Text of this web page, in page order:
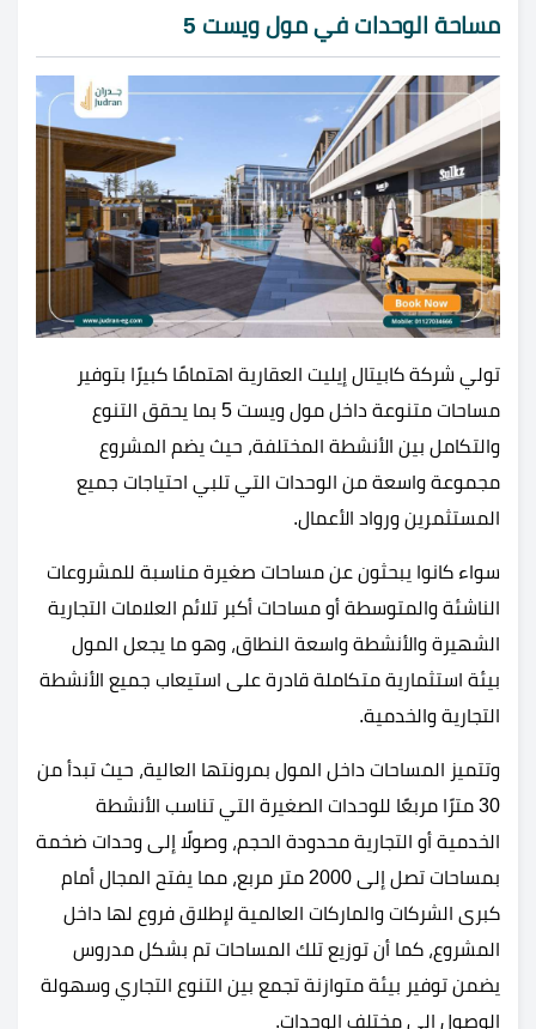
مساحة الوحدات في مول ويست 5
تولي شركة كابيتال إيليت العقارية اهتمامًا كبيرًا بتوفير
مساحات متنوعة داخل مول ويست 5 بما يحقق التنوع
والتكامل بين الأنشطة المختلفة، حيث يضم المشروع
مجموعة واسعة من الوحدات التي تلبي احتياجات جميع
المستثمرين ورواد الأعمال.
سواء كانوا يبحثون عن مساحات صغيرة مناسبة للمشروعات
الناشئة والمتوسطة أو مساحات أكبر تلائم العلامات التجارية
الشهيرة والأنشطة واسعة النطاق، وهو ما يجعل المول
بيئة استثمارية متكاملة قادرة على استيعاب جميع الأنشطة
التجارية والخدمية.
وتتميز المساحات داخل المول بمرونتها العالية، حيث تبدأ من
30 مترًا مربعًا للوحدات الصغيرة التي تناسب الأنشطة
الخدمية أو التجارية محدودة الحجم، وصولًا إلى وحدات ضخمة
بمساحات تصل إلى 2000 متر مربع، مما يفتح المجال أمام
كبرى الشركات والماركات العالمية لإطلاق فروع لها داخل
المشروع، كما أن توزيع تلك المساحات تم بشكل مدروس
يضمن توفير بيئة متوازنة تجمع بين التنوع التجاري وسهولة
الوصول إلى مختلف الوحدات.